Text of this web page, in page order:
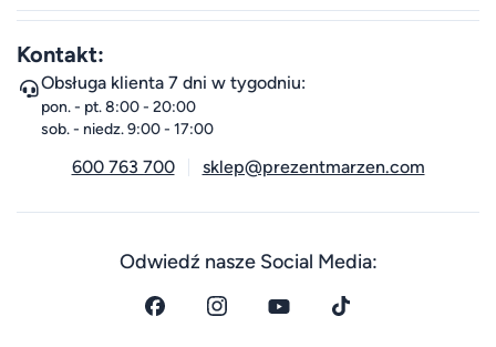
Kontakt:
Obsługa klienta 7 dni w tygodniu:
pon. - pt. 8:00 - 20:00
sob. - niedz. 9:00 - 17:00
600 763 700 sklep@prezentmarzen.com
Odwiedź nasze Social Media: